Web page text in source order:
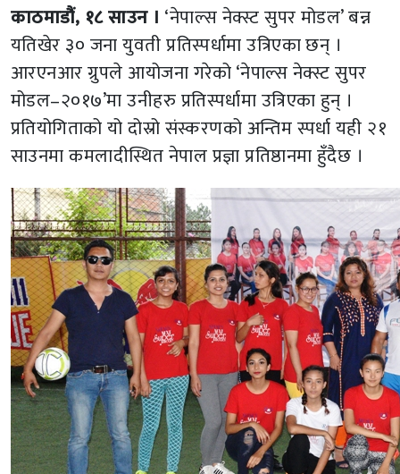
काठमाडौं, १८ साउन । ‘नेपाल्स नेक्स्ट सुपर मोडल’ बन्न
यतिखेर ३० जना युवती प्रतिस्पर्धामा उत्रिएका छन् ।
आरएनआर ग्रुपले आयोजना गरेको ‘नेपाल्स नेक्स्ट सुपर
मोडल–२०१७’मा उनीहरु प्रतिस्पर्धामा उत्रिएका हुन् ।
प्रतियोगिताको यो दोस्रो संस्करणको अन्तिम स्पर्धा यही २१
साउनमा कमलादीस्थित नेपाल प्रज्ञा प्रतिष्ठानमा हुँदैछ ।